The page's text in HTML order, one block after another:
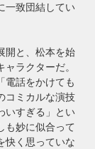
一致団結してい
開と、松本を始
ラクターだ。
電話をかけても
コミカルな演技
いすぎる」とい
も妙に似合って
快く思っていな